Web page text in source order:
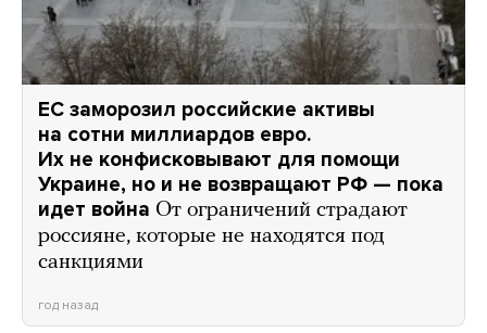
ЕС заморозил российские активы
на сотни миллиардов евро.
Их не конфисковывают для помощи
Украине, но и не возвращают РФ — пока
идет война От ограничений страдают
россияне, которые не находятся под
санкциями
год назад